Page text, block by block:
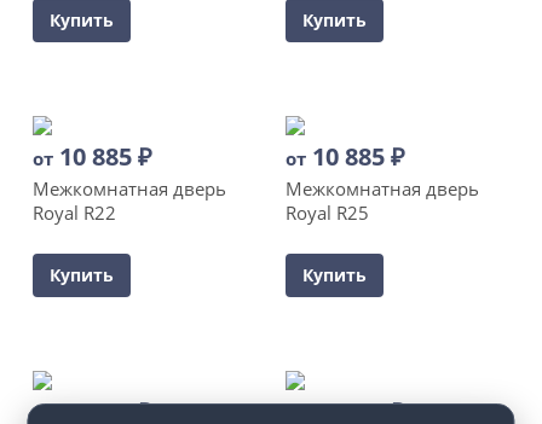
Купить Купить
от 10 885₽
Межкомнатная дверь
Royal R22
Купить
от 10 885₽
Межкомнатная дверь
Royal R25
Купить
от 10 885₽ 10 885₽